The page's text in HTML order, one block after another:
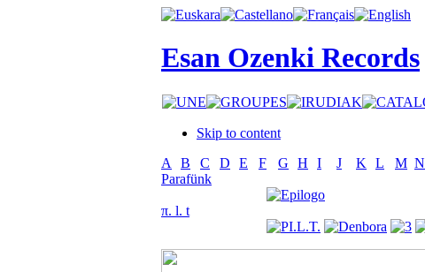
Esan Ozenki Records
Skip to content
A
B C D E F G H I J K L M N
Parafünk
π. l. t